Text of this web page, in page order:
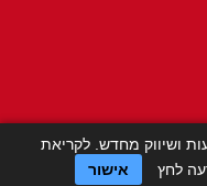
ושיווק מחדש. לקריאת
לחץ אישור